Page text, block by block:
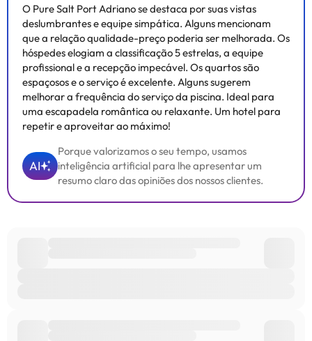
O Pure Salt Port Adriano se destaca por suas vistas
deslumbrantes e equipe simpática. Alguns mencionam
que a relação qualidade-preço poderia ser melhorada. Os
hóspedes elogiam a classificação 5 estrelas, a equipe
profissional e a recepção impecável. Os quartos são
espaçosos e o serviço é excelente. Alguns sugerem
melhorar a frequência do serviço da piscina. Ideal para
uma escapadela romântica ou relaxante. Um hotel para
repetir e aproveitar ao máximo!
AI
Porque valorizamos o seu tempo, usamos
inteligência artificial para lhe apresentar um
resumo claro das opiniões dos nossos clientes.